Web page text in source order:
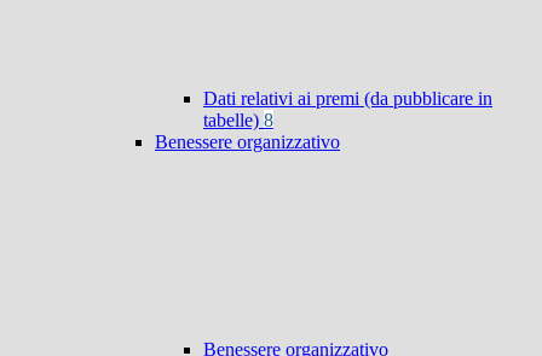
Dati relativi ai premi (da pubblicare in
tabelle) 8
Benessere organizzativo
Benessere organizzativo